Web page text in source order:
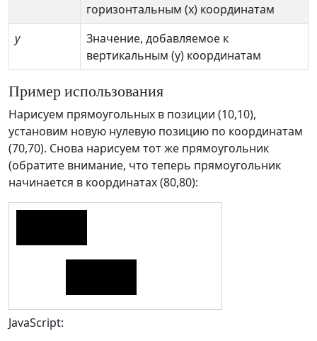
горизонтальным (x) координатам
y
Значение, добавляемое к
вертикальным (y) координатам
Пример использования
Нарисуем прямоугольных в позиции (10,10),
установим новую нулевую позицию по координатам
(70,70). Снова нарисуем тот же прямоугольник
(обратите внимание, что теперь прямоугольник
начинается в координатах (80,80):
JavaScript: